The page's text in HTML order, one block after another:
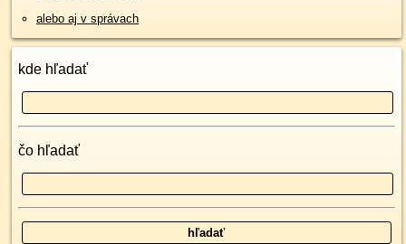
alebo aj v správach
kde hľadať
čo hľadať